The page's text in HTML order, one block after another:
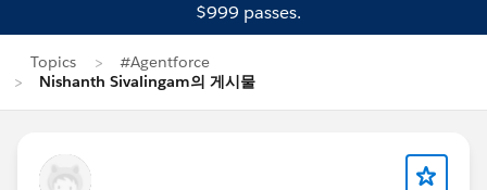
$999 passes.
Topics
#Agentforce
Nishanth Sivalingam의 게시물